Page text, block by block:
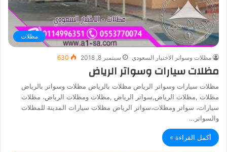
مظلات
مظلات وسواتر الاختيار السعودي سبتمبر 8, 2018 630
مظلات سيارات وسواتر الرياض
مظلات سيارات وسواتر الرياض مظلات بالرياض مظلات وسواتر بالرياض
مظلات ,مظلات الرياض,سواتر الرياض ,مظلات ومظلات الرياض، مظلات
سيارات، سواتر ومظلات،سواتر الرياض مظلات سيارات المدينة للمظلات
والسواتر…
أكمل القراءة »